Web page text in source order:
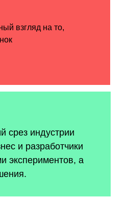
срез индустрии
и разработчики
экспериментов, а